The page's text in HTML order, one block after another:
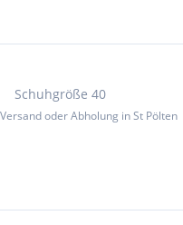
Schuhgröße 40
oder Abholung in St Pölten